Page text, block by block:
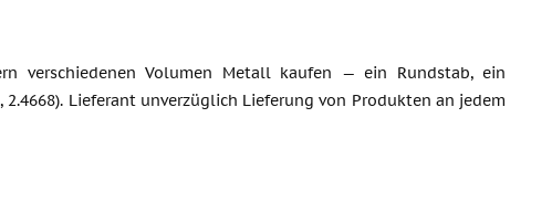
verschiedenen Volumen Metall kaufen — ein Rundstab, ein
Lieferant unverzüglich Lieferung von Produkten an jedem